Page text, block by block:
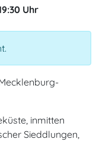
Uhr
inmitten
Sieddlungen,